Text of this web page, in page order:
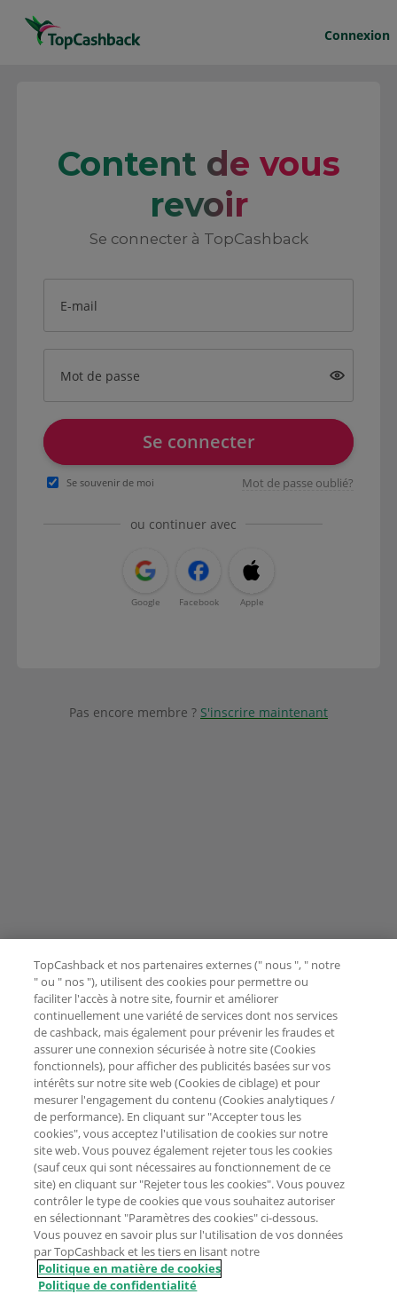
Connexion
Content de vous
revoir
Se connecter à TopCashback
E-mail
Mot de passe
Se connecter
Se souvenir de moi Mot de passe oublié?
ou continuer avec
Google Facebook Apple
Pas encore membre ? S'inscrire maintenant
TopCashback et nos partenaires externes (" nous ", " notre
" ou " nos "), utilisent des cookies pour permettre ou
faciliter l'accès à notre site, fournir et améliorer
continuellement une variété de services dont nos services
de cashback, mais également pour prévenir les fraudes et
assurer une connexion sécurisée à notre site (Cookies
fonctionnels), pour afficher des publicités basées sur vos
intérêts sur notre site web (Cookies de ciblage) et pour
mesurer l'engagement du contenu (Cookies analytiques /
de performance). En cliquant sur "Accepter tous les
cookies", vous acceptez l'utilisation de cookies sur notre
site web. Vous pouvez également rejeter tous les cookies
(sauf ceux qui sont nécessaires au fonctionnement de ce
site) en cliquant sur "Rejeter tous les cookies". Vous pouvez
contrôler le type de cookies que vous souhaitez autoriser
en sélectionnant "Paramètres des cookies" ci-dessous.
Vous pouvez en savoir plus sur l'utilisation de vos données
par TopCashback et les tiers en lisant notre
Politique en matière de cookies
Politique de confidentialité